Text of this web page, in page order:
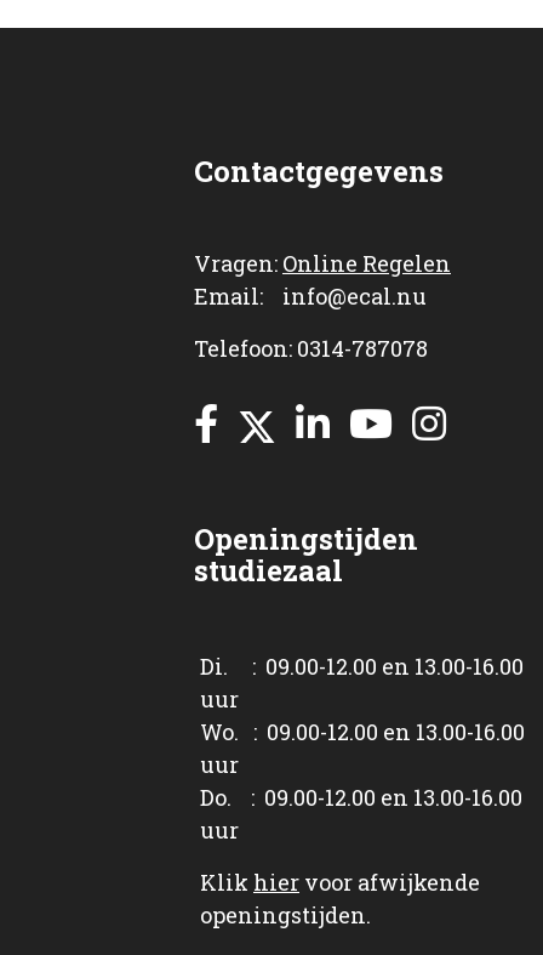
Contactgegevens
Vragen: Online Regelen
Email: info@ecal.nu
Telefoon: 0314-787078
Openingstijden
studiezaal
Di. : 09.00-12.00 en 13.00-16.00
uur
Wo. : 09.00-12.00 en 13.00-16.00
uur
Do. : 09.00-12.00 en 13.00-16.00
uur
Klik hier voor afwijkende
openingstijden.